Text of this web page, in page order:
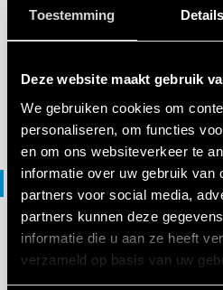
Toestemming Details
Deze website maakt gebruik
We gebruiken cookies om
personaliseren, om functies
en om ons websiteverkeer te
informatie over uw gebruik van
partners voor social media,
partners kunnen deze
informatie die u aan ze heeft
verzameld op basis van uw
3D-BESTANDEN
EN|2 MB| .ZIP
File DXF
56 Series